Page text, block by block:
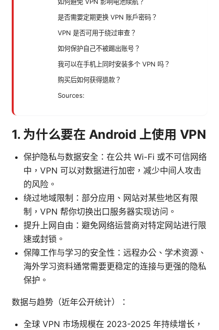
是否需要定期更换 VPN 账户密码？
VPN 是否可用于绕过审查？
如何保护自己不被踢出账号？
我可以在手机上同时安装多个 VPN 吗？
购买后如何获得退款？
Sources:
1. 为什么要在 Android 上使用 VPN
保护隐私与数据安全：在公共 Wi-Fi 或不可信网络
中，VPN 可以对数据进行加密，减少中间人攻击
的风险。
绕过地域限制：部分应用、网站对某些地区有限
制，VPN 帮你切换出口服务器实现访问。
提升上网自由：避免网络运营商对特定网站进行限
速或封锁。
保障工作与学习的安全性：远程办公、学术资源、
海外学习资料通常需要更稳定的连接与更强的隐私
保护。
数据与趋势（近年公开统计）：
全球 VPN 市场规模在 2023-2025 年持续增长，